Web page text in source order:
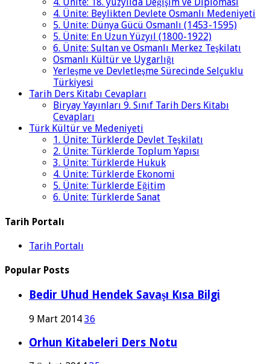
4. Ünite: 18. yüzyılda Değişim ve Diplomasi
4. Ünite: Beylikten Devlete Osmanlı Medeniyeti
5. Ünite: Dünya Gücü Osmanlı (1453-1595)
5. Ünite: En Uzun Yüzyıl (1800-1922)
6. Ünite: Sultan ve Osmanlı Merkez Teşkilatı
Osmanlı Kültür ve Uygarlığı
Yerleşme ve Devletleşme Sürecinde Selçuklu
Türkiyesi
Tarih Ders Kitabı Cevapları
Biryay Yayınları 9. Sınıf Tarih Ders Kitabı
Cevapları
Türk Kültür ve Medeniyeti
1. Ünite: Türklerde Devlet Teşkilatı
2. Ünite: Türklerde Toplum Yapısı
3. Ünite: Türklerde Hukuk
4. Ünite: Türklerde Ekonomi
5. Ünite: Türklerde Eğitim
6. Ünite: Türklerde Sanat
Tarih Portalı
Tarih Portalı
Popular Posts
Bedir Uhud Hendek Savaşı Kısa Bilgi
9 Mart 2014 36
Orhun Kitabeleri Ders Notu